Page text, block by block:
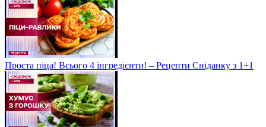
Проста піца! Всього 4 інгредієнти! – Рецепти Сніданку з 1+1